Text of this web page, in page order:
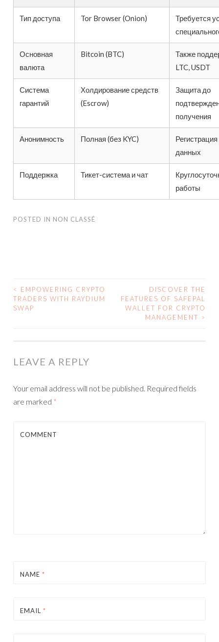
Тип доступа Tor Browser (Onion)
Требуется
Основная
валюта
Bitcoin (BTC)
Также
LTC, USDT
Система
гарантий
Холдирование средств
(Escrow)
Защита до
получения
Анонимность Полная (без KYC)
данных
Поддержка Тикет-система и чат
работы
POSTED IN NON CLASSÉ
POST NAVIGATION
<
EMPOWERING CRYPTO
TRADERS WITH RAYDIUM
SWAP
DISCOVER THE
FEATURES OF SAFEPAL
WALLET FOR CRYPTO
MANAGEMENT >
LEAVE A REPLY
Your email address will not be published. Required fields
are marked *
COMMENT
NAME *
EMAIL *